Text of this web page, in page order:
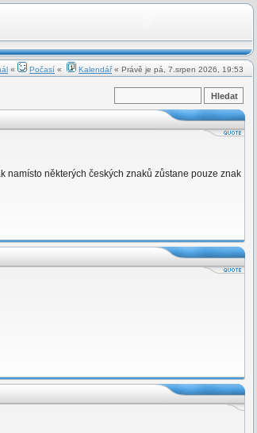
« Počasí « Kalendář« Právě je pá, 7.srpen 2026, 19:53
namísto některých českých znaků zůstane pouze znak